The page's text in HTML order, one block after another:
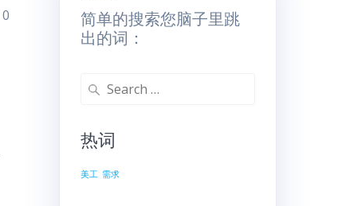
0
简单的搜索您脑子里跳
出的词：
Search
热词
美工 需求